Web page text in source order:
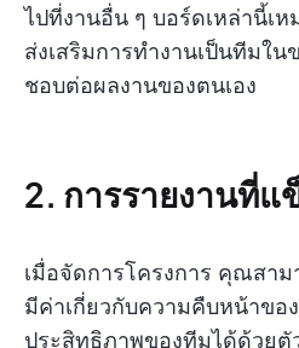
ไปที่งานอื่น ๆ บอร์ดเหล่านี้เห
ส่งเสริมการทำงานเป็นทีมใ
ชอบต่อผลงานของตนเอง
2. การรายงานที่แ
เมื่อจัดการโครงการ คุณสา
มีค่าเกี่ยวกับความคืบหน้าขอ
ประสิทธิภาพของทีมได้ด้วยตั